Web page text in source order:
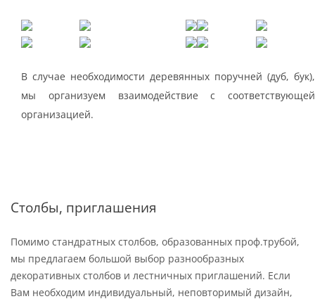
В случае необходимости деревянных поручней (дуб, бук),
мы организуем взаимодействие с соответствующей
организацией.
Столбы, приглашения
Помимо стандратных столбов, образованных проф.трубой,
мы предлагаем большой выбор разнообразных
декоративных столбов и лестничных приглашений. Если
Вам необходим индивидуальный, неповторимый дизайн,